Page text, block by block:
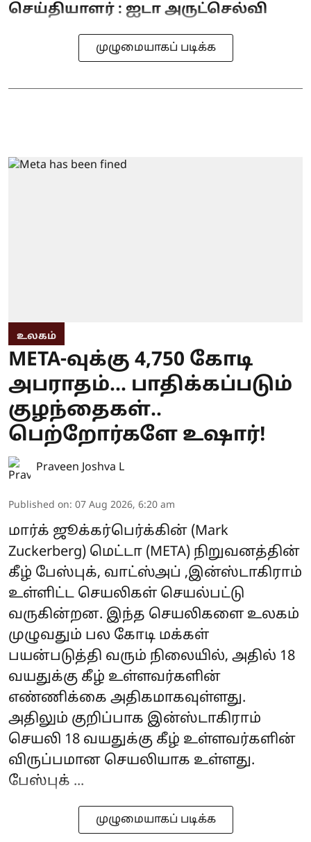
செய்தியாளர் : ஐடா அருட்செல்வி
முழுமையாகப் படிக்க
உலகம்
META-வுக்கு 4,750 கோடி
அபராதம்... பாதிக்கப்படும்
குழந்தைகள்..
பெற்றோர்களே உஷார்!
Praveen Joshva L
Published on: 07 Aug 2026, 6:20 am
மார்க் ஜூக்கர்பெர்க்கின் (Mark
Zuckerberg) மெட்டா (META) நிறுவனத்தின்
கீழ் பேஸ்புக், வாட்ஸ்அப் ,இன்ஸ்டாகிராம்
உள்ளிட்ட செயலிகள் செயல்பட்டு
வருகின்றன. இந்த செயலிகளை உலகம்
முழுவதும் பல கோடி மக்கள்
பயன்படுத்தி வரும் நிலையில், அதில் 18
வயதுக்கு கீழ் உள்ளவர்களின்
எண்ணிக்கை அதிகமாகவுள்ளது.
அதிலும் குறிப்பாக இன்ஸ்டாகிராம்
செயலி 18 வயதுக்கு கீழ் உள்ளவர்களின்
விருப்பமான செயலியாக உள்ளது.
பேஸ்புக் ...
முழுமையாகப் படிக்க